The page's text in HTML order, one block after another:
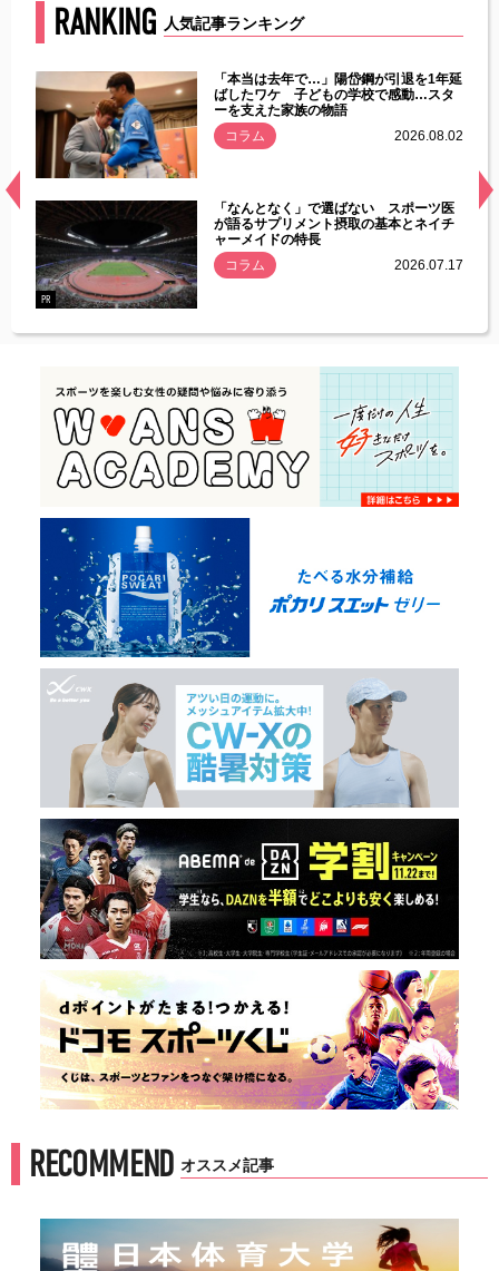
RANKING 人気記事ランキング
常
「本当は去年で…」陽岱鋼が引退を1年延
ばしたワケ 子どもの学校で感動…スタ
ーを支えた家族の物語
コラム
2026.08.02
PR
「なんとなく」で選ばない スポーツ医
が語るサプリメント摂取の基本とネイチ
ャーメイドの特長
コラム
2026.07.17
RECOMMEND オススメ記事